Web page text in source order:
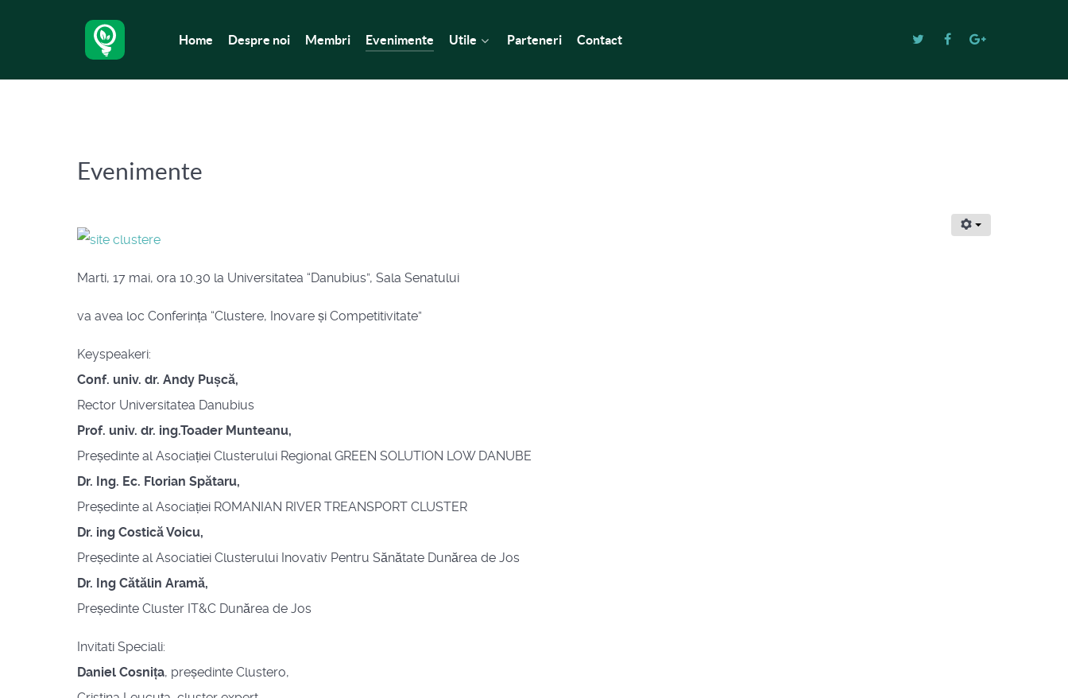
Home Despre noi Membri Evenimente Utile Parteneri Contact
Evenimente
Marti, 17 mai, ora 10.30 la Universitatea “Danubius”, Sala Senatului
va avea loc Conferința “Clustere, Inovare și Competitivitate”
Keyspeakeri:
Conf. univ. dr. Andy Pușcă,
Rector Universitatea Danubius
Prof. univ. dr. ing.Toader Munteanu,
Președinte al Asociației Clusterului Regional GREEN SOLUTION LOW DANUBE
Dr. Ing. Ec. Florian Spătaru,
Președinte al Asociației ROMANIAN RIVER TREANSPORT CLUSTER
Dr. ing Costică Voicu,
Președinte al Asociatiei Clusterului Inovativ Pentru Sănătate Dunărea de Jos
Dr. Ing Cătălin Aramă,
Președinte Cluster IT&C Dunărea de Jos
Invitati Speciali:
Daniel Cosnița, președinte Clustero,